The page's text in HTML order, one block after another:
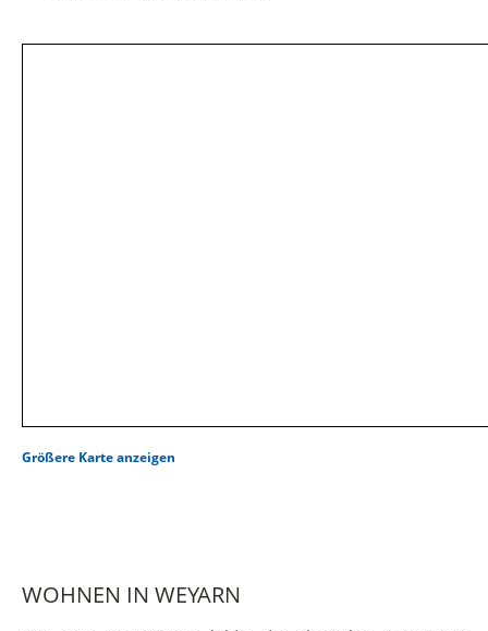
Größere Karte anzeigen
WOHNEN IN WEYARN